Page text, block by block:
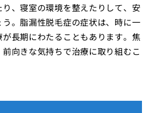
、寝室の環境を整えたりして、安
。脂漏性脱毛症の症状は、時に一
長期にわたることもあります。焦
向きな気持ちで治療に取り組むこ